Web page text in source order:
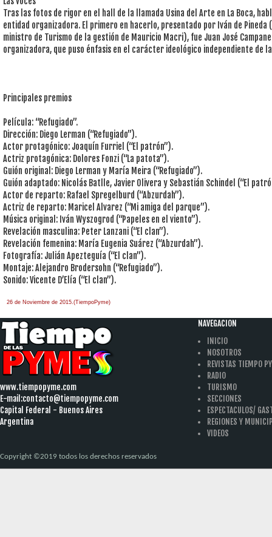
Tras las fotos de rigor en el hall de la llamada Usina del Arte en La Boca,
entidad organizadora. El primero en hacerlo, presentado por Iván de
ministro de Turismo de la gestión de Mauricio Macri), fue Juan José
organizadora, que puso énfasis en el carácter ideológico independiente de
Principales premios
Película: “Refugiado”.
Dirección: Diego Lerman (“Refugiado”).
Actor protagónico: Joaquín Furriel (“El patrón”).
Actriz protagónica: Dolores Fonzi (“La patota”).
Guión original: Diego Lerman y María Meira (“Refugiado”).
Guión adaptado: Nicolás Batlle, Javier Olivera y Sebastián Schindel (“El
Actor de reparto: Rafael Spregelburd (“Abzurdah”).
Actriz de reparto: Maricel Alvarez (“Mi amiga del parque”).
Música original: Iván Wyszogrod (“Papeles en el viento”).
Revelación masculina: Peter Lanzani (“El clan”).
Revelación femenina: María Eugenia Suárez (“Abzurdah”).
Fotografía: Julián Apezteguía (“El clan”).
Montaje: Alejandro Brodersohn (“Refugiado”).
Sonido: Vicente D’Elía (“El clan”).
26 de Noviembre de 2015.(TiempoPyme)
www.tiempopyme.com
E-mail:contacto@tiempopyme.com
Capital Federal - Buenos Aires
Argentina
NAVEGACION
INICIO
NOSOTROS
REVISTAS TIEMPO
RADIO
TURISMO
SECCIONES
ESPECTACULOS/
REGIONES Y
VIDEOS
Copyright ©2019 todos los derechos reservados